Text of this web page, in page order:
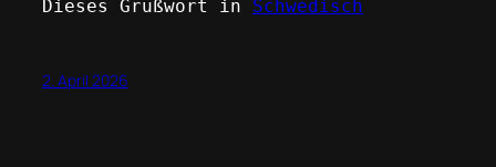
Dieses Grußwort in Schwedisch
2. April 2026